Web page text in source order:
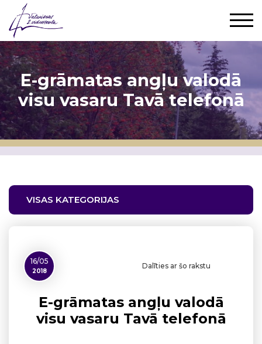
E-grāmatas angļu valodā
visu vasaru Tavā telefonā
VISAS KATEGORIJAS
16/05
2018
Dalīties ar šo rakstu
E-grāmatas angļu valodā
visu vasaru Tavā telefonā